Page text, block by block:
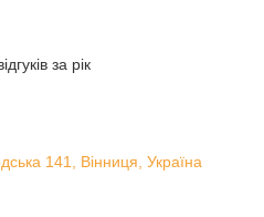
за рік
141, Вінниця, Україна